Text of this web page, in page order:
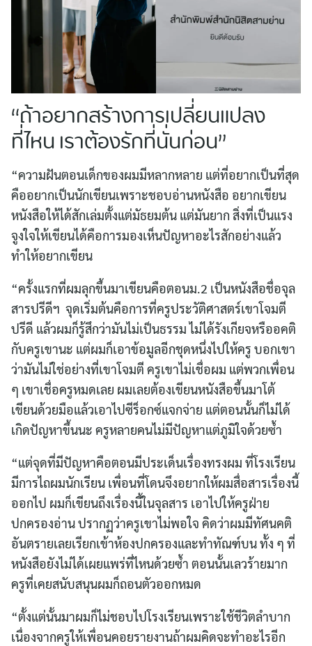
“ถ้าอยากสร้างการเปลี่ยนแปลง
ที่ไหน เราต้องรักที่นั่นก่อน”
“ความฝันตอนเด็กของผมมีหลากหลาย แต่ที่อยากเป็นที่สุด
คืออยากเป็นนักเขียนเพราะชอบอ่านหนังสือ อยากเขียน
หนังสือให้ได้สักเล่มตั้งแต่มัธยมต้น แต่มันยาก สิ่งที่เป็นแรง
จูงใจให้เขียนได้คือการมองเห็นปัญหาอะไรสักอย่างแล้ว
ทำให้อยากเขียน
“ครั้งแรกที่ผมลุกขึ้นมาเขียนคือตอนม.2 เป็นหนังสือชื่อจุล
สารปรีดีฯ จุดเริ่มต้นคือการที่ครูประวัติศาสตร์เขาโจมตี
ปรีดี แล้วผมก็รู้สึกว่ามันไม่เป็นธรรม ไม่ได้รังเกียจหรืออคติ
กับครูเขานะ แต่ผมก็เอาข้อมูลอีกชุดหนึ่งไปให้ครู บอกเขา
ว่ามันไม่ใช่อย่างที่เขาโจมตี ครูเขาไม่เชื่อผม แต่พวกเพื่อน
ๆ เขาเชื่อครูหมดเลย ผมเลยต้องเขียนหนังสือขึ้นมาโต้
เขียนด้วยมือแล้วเอาไปซีร็อกซ์แจกจ่าย แต่ตอนนั้นก็ไม่ได้
เกิดปัญหาขึ้นนะ ครูหลายคนไม่มีปัญหาแต่ภูมิใจด้วยซ้ำ
“แต่จุดที่มีปัญหาคือตอนมีประเด็นเรื่องทรงผม ที่โรงเรียน
มีการไถผมนักเรียน เพื่อนที่โดนจึงอยากให้ผมสื่อสารเรื่องนี้
ออกไป ผมก็เขียนถึงเรื่องนี้ในจุลสาร เอาไปให้ครูฝ่าย
ปกครองอ่าน ปรากฏว่าครูเขาไม่พอใจ คิดว่าผมมีทัศนคติ
อันตรายเลยเรียกเข้าห้องปกครองและทำทัณฑ์บน ทั้ง ๆ ที่
หนังสือยังไม่ได้เผยแพร่ที่ไหนด้วยซ้ำ ตอนนั้นเลวร้ายมาก
ครูที่เคยสนับสนุนผมก็ถอนตัวออกหมด
“ตั้งแต่นั้นมาผมก็ไม่ชอบไปโรงเรียนเพราะใช้ชีวิตลำบาก
เนื่องจากครูให้เพื่อนคอยรายงานถ้าผมคิดจะทำอะไรอีก